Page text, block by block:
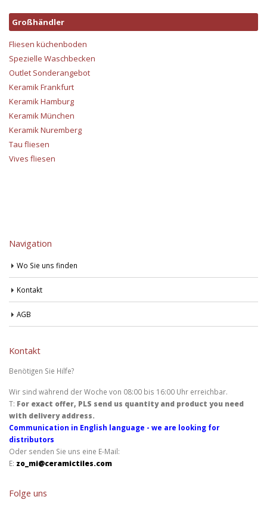
Großhändler
Fliesen küchenboden
Spezielle Waschbecken
Outlet Sonderangebot
Keramik Frankfurt
Keramik Hamburg
Keramik München
Keramik Nuremberg
Tau fliesen
Vives fliesen
Navigation
Wo Sie uns finden
Kontakt
AGB
Kontakt
Benötigen Sie Hilfe?
Wir sind während der Woche von 08:00 bis 16:00 Uhr erreichbar.
T: For exact offer, PLS send us quantity and product you need
with delivery address.
Communication in English language - we are looking for
distributors
Oder senden Sie uns eine E-Mail:
E: zo_mi@ceramictiles.com
Folge uns